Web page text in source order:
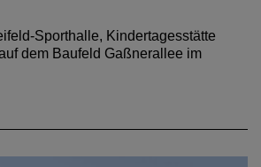
Sporthalle, Kindertagesstätte
dem Baufeld Gaßnerallee im